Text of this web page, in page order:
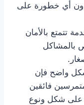
دون أي خطورة على
تتمتع بالأمان
بالمشاكل
واضح فإن
فائقين
على شكل ونوع